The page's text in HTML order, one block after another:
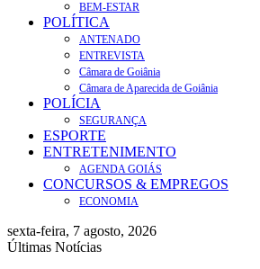
BEM-ESTAR
POLÍTICA
ANTENADO
ENTREVISTA
Câmara de Goiânia
Câmara de Aparecida de Goiânia
POLÍCIA
SEGURANÇA
ESPORTE
ENTRETENIMENTO
AGENDA GOIÁS
CONCURSOS & EMPREGOS
ECONOMIA
sexta-feira, 7 agosto, 2026
Últimas Notícias